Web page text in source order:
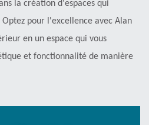
la création d'espaces qui
pour l'excellence avec Alan
en un espace qui vous
et fonctionnalité de manière